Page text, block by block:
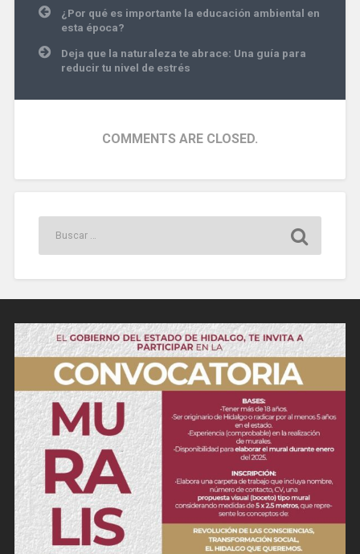
Navegación
entradas
¿Por qué es importante la educación ambiental en
esta época?
Deja que la naturaleza te abrace: Una guía para
reducir tu nivel de estrés
COMMENTS ARE CLOSED.